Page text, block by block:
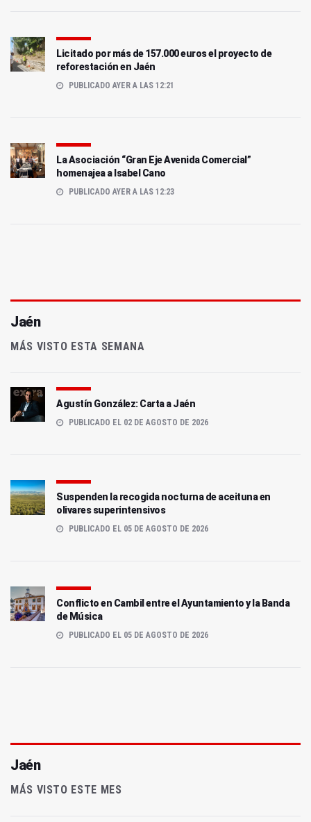
Licitado por más de 157.000 euros el proyecto de
reforestación en Jaén
PUBLICADO AYER A LAS 12:21
La Asociación “Gran Eje Avenida Comercial”
homenajea a Isabel Cano
PUBLICADO AYER A LAS 12:23
Jaén
MÁS VISTO ESTA SEMANA
Agustín González: Carta a Jaén
PUBLICADO EL 02 DE AGOSTO DE 2026
Suspenden la recogida nocturna de aceituna en
olivares superintensivos
PUBLICADO EL 05 DE AGOSTO DE 2026
Conflicto en Cambil entre el Ayuntamiento y la Banda
de Música
PUBLICADO EL 05 DE AGOSTO DE 2026
Jaén
MÁS VISTO ESTE MES